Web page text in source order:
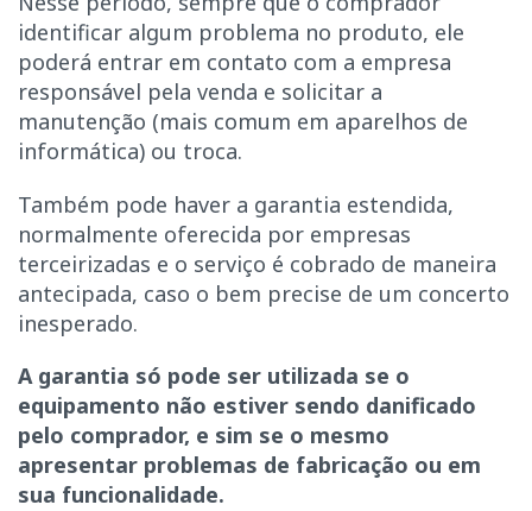
identificar algum problema no produto, ele
poderá entrar em contato com a empresa
responsável pela venda e solicitar a
manutenção (mais comum em aparelhos de
informática) ou troca.
Também pode haver a garantia estendida,
normalmente oferecida por empresas
terceirizadas e o serviço é cobrado de maneira
antecipada, caso o bem precise de um concerto
inesperado.
A garantia só pode ser utilizada se o
equipamento não estiver sendo danificado
pelo comprador, e sim se o mesmo
apresentar problemas de fabricação ou em
sua funcionalidade.